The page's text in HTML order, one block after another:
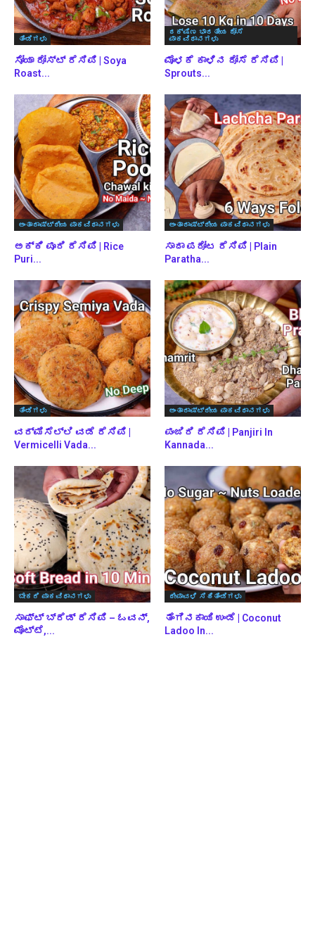
ತಿಂಡಿಗಳು
ಸೋಯಾ ರೋಸ್ಟ್ ರೆಸಿಪಿ | Soya
Roast...
ದಕ್ಷಿಣ ಭಾರತೀಯ ದೋಸೆ
ಪಾಕವಿಧಾನಗಳು
ಮೊಳಕೆ ಕಾಳಿನ ದೋಸೆ ರೆಸಿಪಿ |
Sprouts...
ಅಂತಾರಾಷ್ಟ್ರೀಯ ಪಾಕವಿಧಾನಗಳು
ಅಕ್ಕಿ ಪೂರಿ ರೆಸಿಪಿ | Rice
Puri...
ಅಂತಾರಾಷ್ಟ್ರೀಯ ಪಾಕವಿಧಾನಗಳು
ಸಾದಾ ಪರೋಟ ರೆಸಿಪಿ | Plain
Paratha...
ತಿಂಡಿಗಳು
ವರ್ಮಿಸೆಲ್ಲಿ ವಡೆ ರೆಸಿಪಿ |
Vermicelli Vada...
ಅಂತಾರಾಷ್ಟ್ರೀಯ ಪಾಕವಿಧಾನಗಳು
ಪಂಜಿರಿ ರೆಸಿಪಿ | Panjiri In
Kannada...
ಬೇಕರಿ ಪಾಕವಿಧಾನಗಳು
ಸಾಫ್ಟ್ ಬ್ರೆಡ್ ರೆಸಿಪಿ – ಓವನ್,
ಮೊಟ್ಟೆ,...
ದೀಪಾವಳಿ ಸಿಹಿತಿಂಡಿಗಳು
ತೆಂಗಿನಕಾಯಿ ಉಂಡೆ | Coconut
Ladoo In...